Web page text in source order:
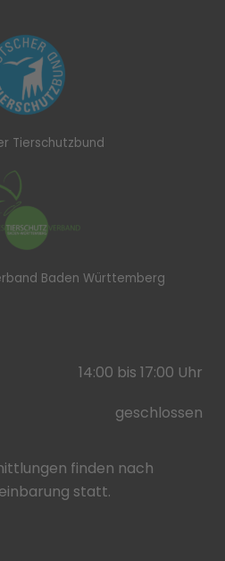
Tierschutzbund
Baden Württemberg
14:00 bis 17:00 Uhr
geschlossen
finden nach
statt.